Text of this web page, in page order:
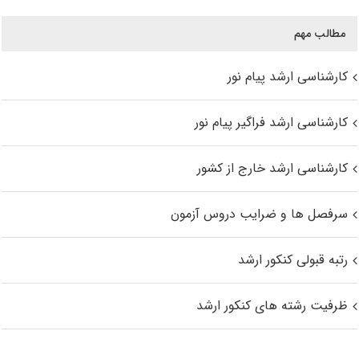
مطالب مهم
کارشناسی ارشد پیام نور
کارشناسی ارشد فراگیر پیام نور
کارشناسی ارشد خارج از کشور
سرفصل ها و ضرایب دروس آزمون
رتبه قبولی کنکور ارشد
ظرفیت رشته های کنکور ارشد